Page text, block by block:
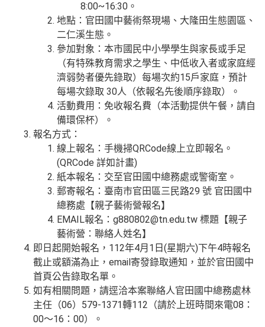
8:00~16:30。
地點：官田國中藝術祭現場、大隆田生態園區、
二仁溪生態。
參加對象：本市國民中小學學生與家長或手足
（有特殊教育需求之學生、中低收入者或家庭經
濟弱勢者優先錄取）每場次約15戶家庭，預計
每場次錄取 30人（依報名先後順序錄取）。
活動費用：免收報名費（本活動提供午餐，請自
備環保杯）。
報名方式：
線上報名：手機掃QRCode線上立即報名。
(QRCode 詳如計畫)
紙本報名：交至官田國中總務處或警衛室。
郵寄報名：臺南市官田區三民路29 號 官田國中
總務處【親子藝術營報名】
EMAIL報名：g880802@tn.edu.tw 標題【親子
藝術營：聯絡人姓名】
即日起開始報名，112年4月1日(星期六)下午4時報名
截止或額滿為止，email寄發錄取通知，並於官田國中
首頁公告錄取名單。
如有相關問題，請逕洽本案聯絡人官田國中總務處林
主任（06）579-1371轉112（請於上班時間來電08：
00～16：00）。